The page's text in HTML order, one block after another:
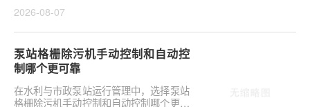
2026-08-07
泵站格栅除污机手动控制和自动控
制哪个更可靠
在水利与市政泵站运行管理中，选择泵站
格栅除污机手动控制和自动控制哪个更可